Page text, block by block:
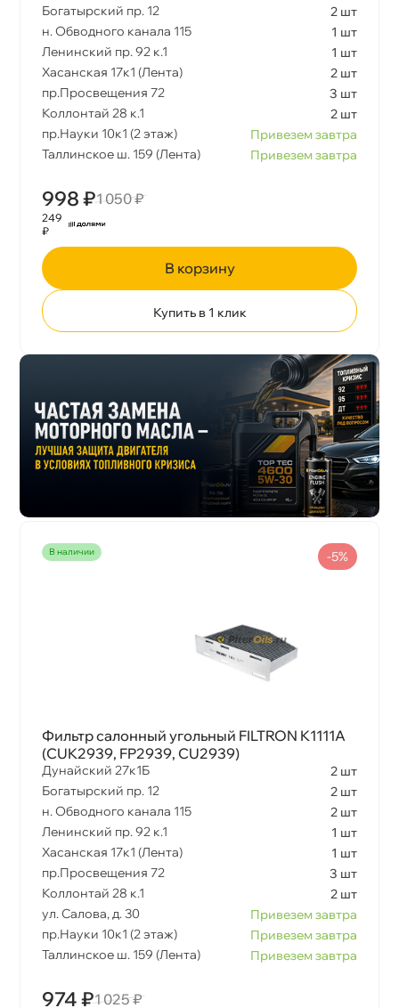
Богатырский пр. 12
2 шт
н. Обводного канала 115
1 шт
Ленинский пр. 92 к.1
1 шт
Хасанская 17к1 (Лента)
2 шт
пр.Просвещения 72
3 шт
Коллонтай 28 к.1
2 шт
пр.Науки 10к1 (2 этаж)
Привезем завтра
Таллинское ш. 159 (Лента)
Привезем завтра
998 ₽1 050 ₽
249
₽
корзину
Купить в 1 клик
наличии
Фильтр салонный угольный FILTRON K1111A
(CUK2939, FP2939, CU2939)
Дунайский 27к1Б
2 шт
Богатырский пр. 12
2 шт
н. Обводного канала 115
2 шт
Ленинский пр. 92 к.1
1 шт
Хасанская 17к1 (Лента)
1 шт
пр.Просвещения 72
3 шт
Коллонтай 28 к.1
2 шт
ул. Салова, д. 30
Привезем завтра
пр.Науки 10к1 (2 этаж)
Привезем завтра
Таллинское ш. 159 (Лента)
Привезем завтра
974 ₽1 025 ₽
-5%